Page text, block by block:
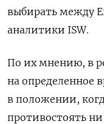
выбирать между
аналитики ISW.
По их мнению, в
на определенное
в положении,
противостоять